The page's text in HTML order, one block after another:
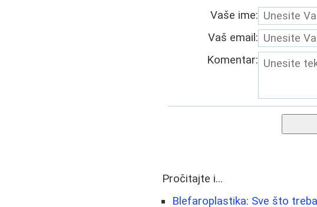
Vaše ime:
Vaš email:
Komentar:
Pročitajte i...
Blefaroplastika: Sve što